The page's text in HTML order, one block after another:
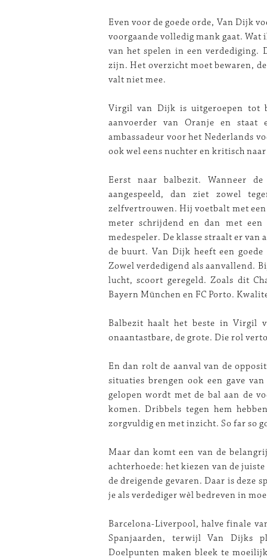
Even voor de goede orde, Van Dijk
voorgaande volledig mank gaat.
van het spelen in een
zijn. Het overzicht moet bewaren,
valt niet mee.
Virgil van Dijk is uitgeroepen tot
aanvoerder van Oranje en
ambassadeur voor het Nederlands
ook wel eens nuchter en kritisch
Eerst naar balbezit. Wanneer
aangespeeld, dan ziet zowel
zelfvertrouwen. Hij voetbalt met een
meter schrijdend en dan met
medespeler. De klasse straalt er
de buurt. Van Dijk heeft een
Zowel verdedigend als aanvallend.
lucht, scoort geregeld. Zoals dit
Bayern München en FC Porto.
Balbezit haalt het beste in Virgil
onaantastbare, de grote. Die rol
En dan rolt de aanval van de
situaties brengen ook een gave
gelopen wordt met de bal aan de
komen. Dribbels tegen hem
zorgvuldig en met inzicht. So far so
Maar dan komt een van de
achterhoede: het kiezen van de
de dreigende gevaren. Daar is
je als verdediger wèl bedreven in
Barcelona-Liverpool, halve finale
Spanjaarden, terwijl Van Dijks
Doelpunten maken bleek te